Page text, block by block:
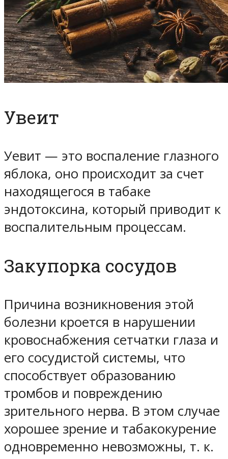
Увеит
Уевит — это воспаление глазного
яблока, оно происходит за счет
находящегося в табаке
эндотоксина, который приводит к
воспалительным процессам.
Закупорка сосудов
Причина возникновения этой
болезни кроется в нарушении
кровоснабжения сетчатки глаза и
его сосудистой системы, что
способствует образованию
тромбов и повреждению
зрительного нерва. В этом случае
хорошее зрение и табакокурение
одновременно невозможны, т. к.